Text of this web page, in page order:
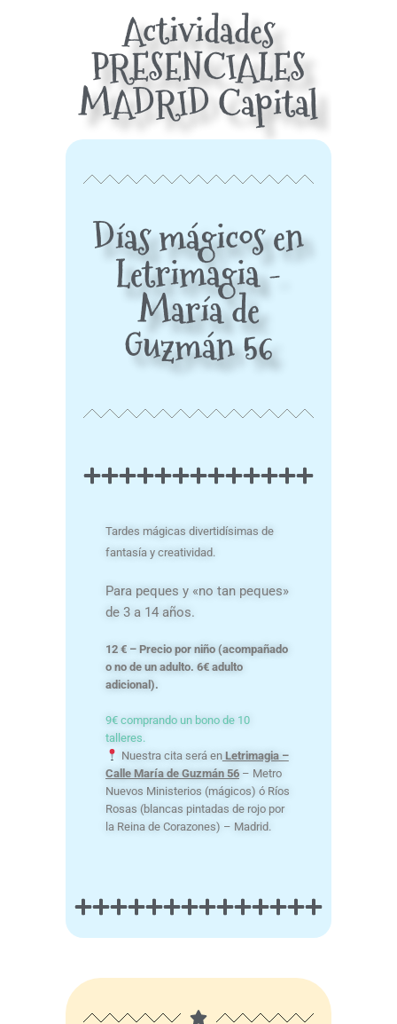
Actividades
PRESENCIALES
MADRID Capital
Días mágicos en
Letrimagia -
María de
Guzmán 56
Tardes mágicas divertidísimas de
fantasía y creatividad.
Para peques y «no tan peques»
de 3 a 14 años.
12 € – Precio por niño (acompañado
o no de un adulto. 6€ adulto
adicional).
9€ comprando un bono de 10
talleres.
Nuestra cita será enLetrimagia –
Calle María de Guzmán 56 – Metro
Nuevos Ministerios (mágicos) ó Ríos
Rosas (blancas pintadas de rojo por
la Reina de Corazones) – Madrid.